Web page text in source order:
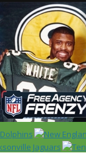
Football Américain